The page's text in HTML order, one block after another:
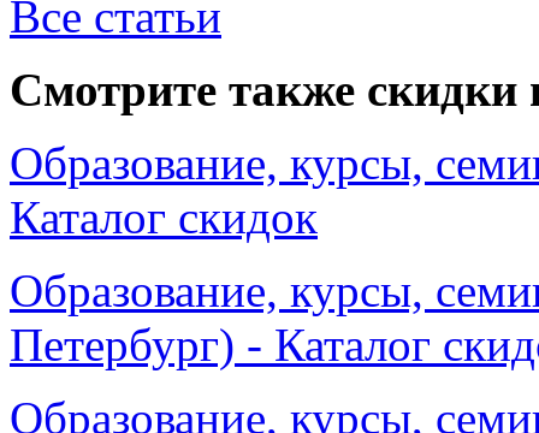
Все статьи
Смотрите также скидки
Образование, курсы,
Каталог скидок
Образование, курсы,
Петербург) - Каталог
Образование, курсы,